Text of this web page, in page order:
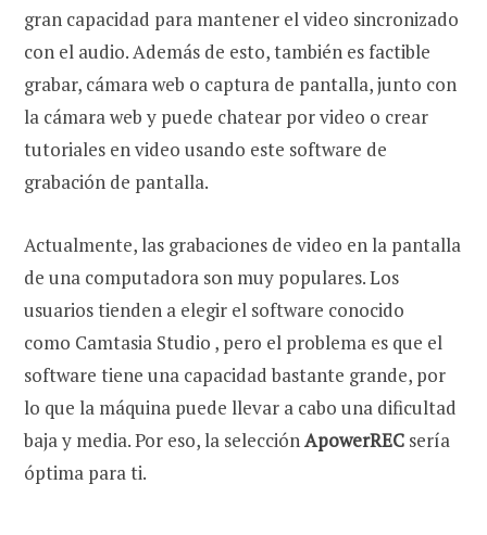
gran capacidad para mantener el video sincronizado
con el audio. Además de esto, también es factible
grabar, cámara web o captura de pantalla, junto con
la cámara web y puede chatear por video o crear
tutoriales en video usando este software de
grabación de pantalla.
Actualmente, las grabaciones de video en la pantalla
de una computadora son muy populares. Los
usuarios tienden a elegir el software conocido
como Camtasia Studio , pero el problema es que el
software tiene una capacidad bastante grande, por
lo que la máquina puede llevar a cabo una dificultad
baja y media. Por eso, la selecciónApowerREC sería
óptima para ti.